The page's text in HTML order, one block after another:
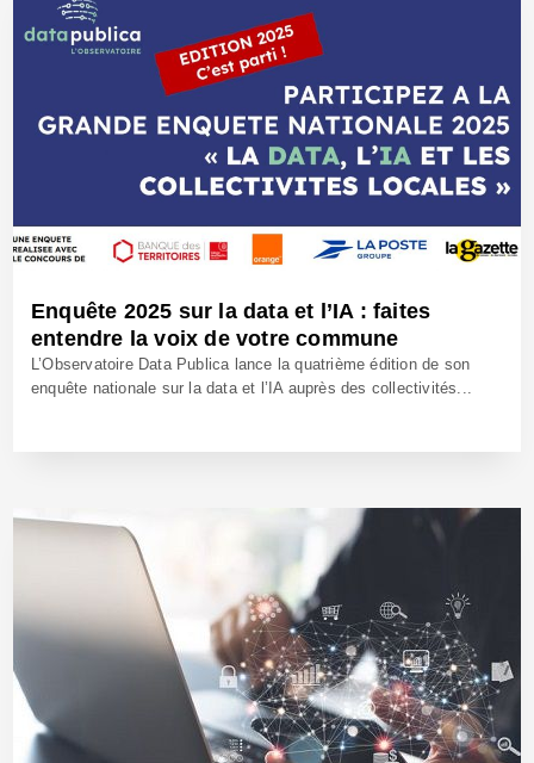
Enquête 2025 sur la data et l’IA : faites
entendre la voix de votre commune
L’Observatoire Data Publica lance la quatrième édition de son
enquête nationale sur la data et l’IA auprès des collectivités...
17 Juin 2025 - Réf: BW42674